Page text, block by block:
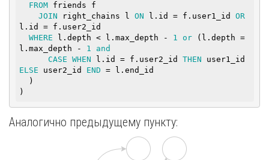
FROM friends f
JOIN right_chains l ON l.id = f.user1_id OR
l.id = f.user2_id
WHERE l.depth < l.max_depth - 1 or (l.depth =
l.max_depth - 1
and
CASE WHEN l.id = f.user2_id THEN
ELSE user2_id END = l.end_id
)
Аналогично предыдущему пункту: